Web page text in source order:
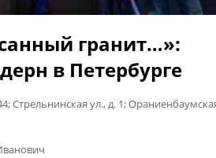
гранит…»:
в Петербурге
Стрельнинская ул., д. 1;